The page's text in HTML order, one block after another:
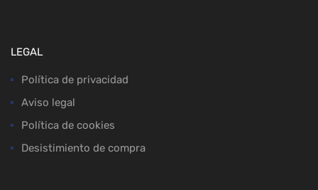
LEGAL
Política de privacidad
Aviso legal
Política de cookies
Desistimiento de compra